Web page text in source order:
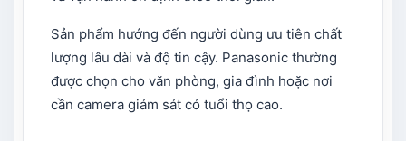
Sản phẩm hướng đến người dùng ưu tiên chất
lượng lâu dài và độ tin cậy. Panasonic thường
được chọn cho văn phòng, gia đình hoặc nơi
cần camera giám sát có tuổi thọ cao.